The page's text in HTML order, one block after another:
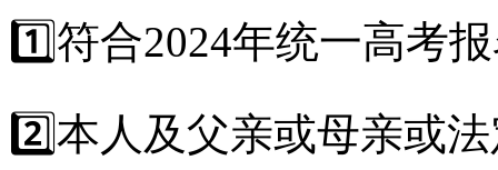
1️⃣符合2024年统一高考
2️⃣本人及父亲或母亲或